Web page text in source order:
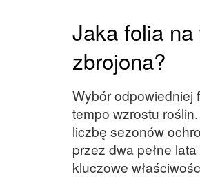
Jaka folia
zbrojona?
Wybór odpowiedniej
tempo wzrostu
liczbę sezonów
przez dwa pełne
kluczowe